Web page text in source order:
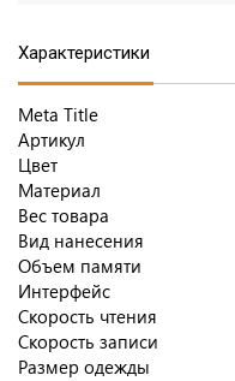
Характеристики
Meta Title
Артикул
Цвет
Материал
Вес товара
Вид нанесения
Объем памяти
Интерфейс
Скорость чтения
Скорость записи
Размер одежды